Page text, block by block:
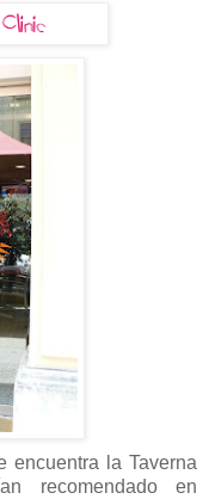
encuentra la Taverna
recomendado en